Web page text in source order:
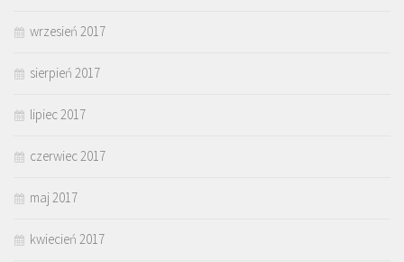
wrzesień 2017
sierpień 2017
lipiec 2017
czerwiec 2017
maj 2017
kwiecień 2017